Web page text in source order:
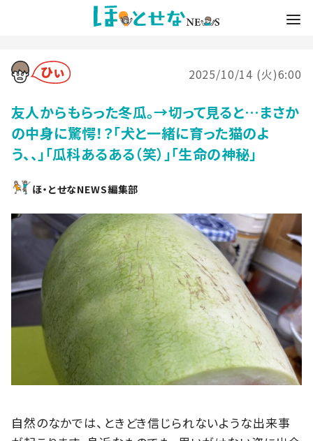
2025/10/14 (火)6:00
友人からもらった冬瓜。→切って見ると…まさか
の中身に驚愕！？「犬と一緒に育った猫のよ
う、、」「瓜科あるある（笑）」「生命の神秘」
ほ・とせなNEWS編集部
自然のなかでは、ときどき信じられないような出来事